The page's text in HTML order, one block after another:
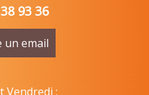
93 36
un email
: